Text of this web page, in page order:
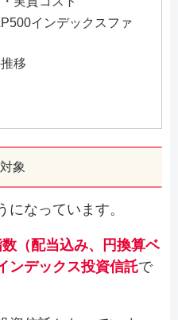
インデックスファ
移
象
なっています。
（配当込み、円換算ベ
ンデックス投資信託で